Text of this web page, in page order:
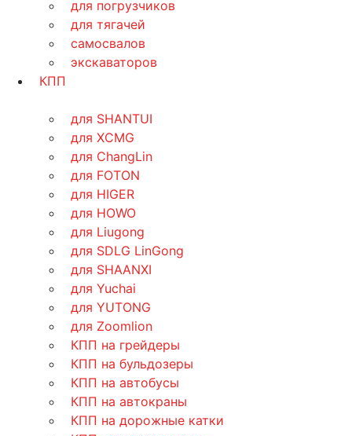
для погрузчиков
для тягачей
самосвалов
экскаваторов
КПП
для SHANTUI
для XCMG
для ChangLin
для FOTON
для HIGER
для HOWO
для Liugong
для SDLG LinGong
для SHAANXI
для Yuchai
для YUTONG
для Zoomlion
КПП на грейдеры
КПП на бульдозеры
КПП на автобусы
КПП на автокраны
КПП на дорожные катки